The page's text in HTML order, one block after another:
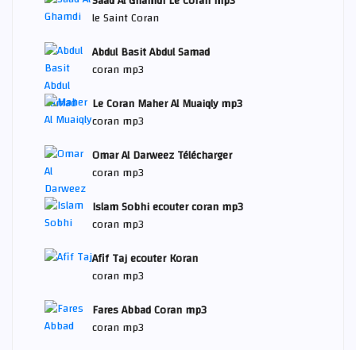
le Saint Coran
Abdul Basit Abdul Samad
coran mp3
Le Coran Maher Al Muaiqly mp3
coran mp3
Omar Al Darweez Télécharger
coran mp3
Islam Sobhi ecouter coran mp3
coran mp3
Afif Taj ecouter Koran
coran mp3
Fares Abbad Coran mp3
coran mp3